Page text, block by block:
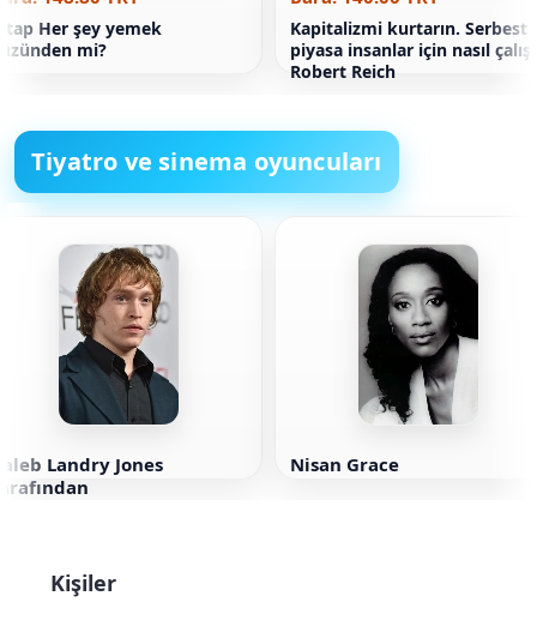
Her şey yemek
mi?
Kapitalizmi kurtarın. Serbest
piyasa insanlar için nasıl
Robert Reich
Tiyatro ve sinema oyuncuları
Landry Jones
Nisan Grace
Kişiler